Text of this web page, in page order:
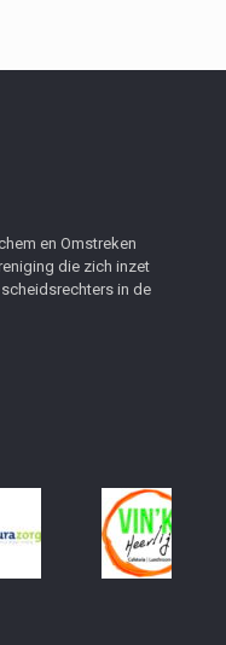
en Omstreken
die zich inzet
in de